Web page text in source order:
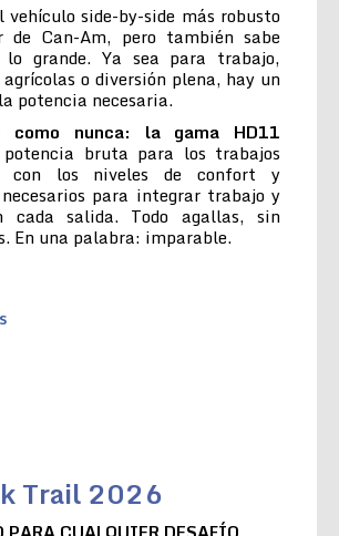
vehículo side-by-side más robusto
de Can-Am, pero también sabe
grande. Ya sea para trabajo,
o diversión plena, hay un
potencia necesaria.
como nunca: la gama HD11
potencia bruta para los trabajos
con los niveles de confort y
para integrar trabajo y
cada salida. Todo agallas, sin
En una palabra: imparable.
Trail 2026